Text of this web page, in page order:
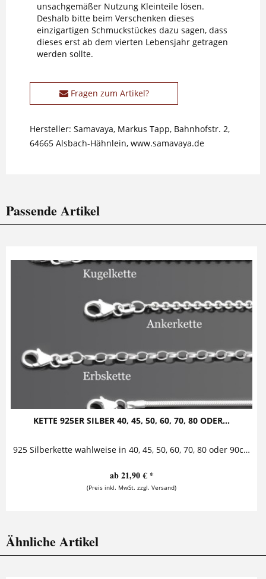
unsachgemäßer Nutzung Kleinteile lösen.
Deshalb bitte beim Verschenken dieses
einzigartigen Schmuckstückes dazu sagen, dass
dieses erst ab dem vierten Lebensjahr getragen
werden sollte.
Fragen zum Artikel?
Hersteller: Samavaya, Markus Tapp, Bahnhofstr. 2,
64665 Alsbach-Hähnlein, www.samavaya.de
Passende Artikel
KETTE 925ER SILBER 40, 45, 50, 60, 70, 80 ODER...
925 Silberkette wahlweise in 40, 45, 50, 60, 70, 80 oder 90cm Kugel-, Anker-, Erbs- oder Schlangenkette aus 925er Sterling Silber jeweils erhältlich in den Längen 40cm, 45cm, 50cm,...
ab 21,90 € *
(Preis inkl. MwSt. zzgl. Versand)
Ähnliche Artikel